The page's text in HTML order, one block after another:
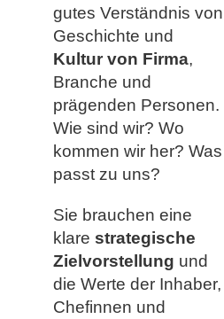
gutes Verständnis von
Geschichte und
Kultur von Firma,
Branche und
prägenden Personen.
Wie sind wir? Wo
kommen wir her? Was
passt zu uns?
Sie brauchen eine
klare strategische
Zielvorstellung und
die Werte der Inhaber,
Chefinnen und